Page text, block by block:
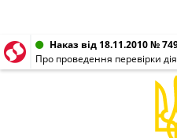
Наказ від 18.11.2010 №